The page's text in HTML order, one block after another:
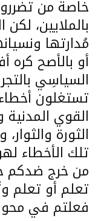
خاصة من
بالملايين،
مُدارتها
أو بالأصح
السياسِي
تستغلون
القوي
الثورة
تلك الأخطاء
من خرج ضدكم
تعلم أو تعلم
فعلتم في